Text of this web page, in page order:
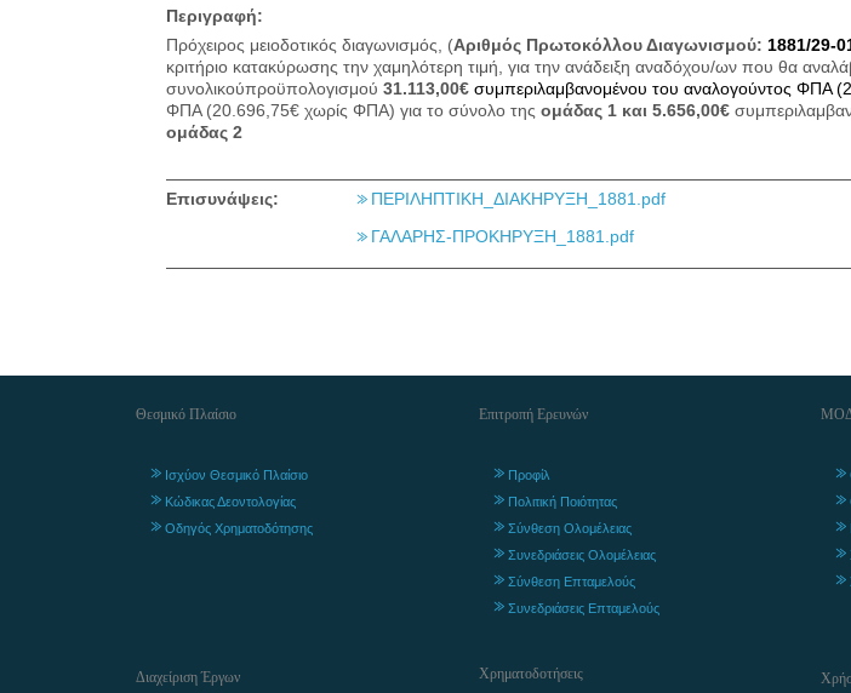
Περιγραφή:
Πρόχειρος μειοδοτικός διαγωνισμός, (Αριθμός Πρωτοκόλλου Διαγωνισμού: 1881/29-
κριτήριο κατακύρωσης την χαμηλότερη τιμή, για την ανάδειξη αναδόχου/ων που θα
συνολικούπροϋπολογισμού 31.113,00€ συμπεριλαμβανομένου του αναλογούντος ΦΠΑ
ΦΠΑ (20.696,75€ χωρίς ΦΠΑ) για το σύνολο της ομάδας 1 και 5.656,00€
ομάδας 2
Επισυνάψεις:
ΠΕΡΙΛΗΠΤΙΚΗ_ΔΙΑΚΗΡΥΞΗ_1881.pdf
ΓΑΛΑΡΗΣ-ΠΡΟΚΗΡΥΞΗ_1881.pdf
Θεσμικό Πλαίσιο
Ισχύον Θεσμικό Πλαίσιο
Κώδικας Δεοντολογίας
Οδηγός Χρηματοδότησης
Διαχείριση Έργων
Επιτροπή Ερευνών
Προφίλ
Πολιτική Ποιότητας
Σύνθεση Ολομέλειας
Συνεδριάσεις Ολομέλειας
Σύνθεση Επταμελούς
Συνεδριάσεις Επταμελούς
Χρηματοδοτήσεις